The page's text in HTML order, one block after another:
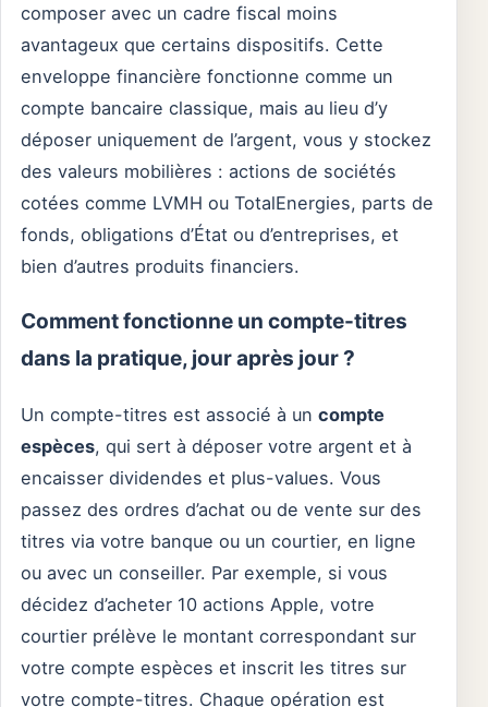
composer avec un cadre fiscal moins
avantageux que certains dispositifs. Cette
enveloppe financière fonctionne comme un
compte bancaire classique, mais au lieu d’y
déposer uniquement de l’argent, vous y stockez
des valeurs mobilières : actions de sociétés
cotées comme LVMH ou TotalEnergies, parts de
fonds, obligations d’État ou d’entreprises, et
bien d’autres produits financiers.
Comment fonctionne un compte-titres
dans la pratique, jour après jour ?
Un compte-titres est associé à un compte
espèces, qui sert à déposer votre argent et à
encaisser dividendes et plus-values. Vous
passez des ordres d’achat ou de vente sur des
titres via votre banque ou un courtier, en ligne
ou avec un conseiller. Par exemple, si vous
décidez d’acheter 10 actions Apple, votre
courtier prélève le montant correspondant sur
votre compte espèces et inscrit les titres sur
votre compte-titres. Chaque opération est